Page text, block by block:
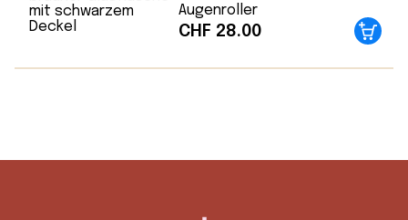
Augenroller
CHF 28.00